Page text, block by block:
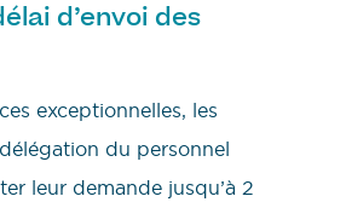
d’envoi des
exceptionnelles, les
du personnel
leur demande jusqu’à 2